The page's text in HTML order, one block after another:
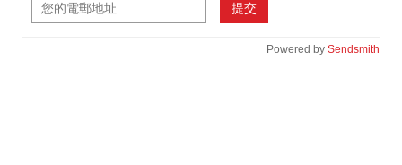
提交
Powered by Sendsmith